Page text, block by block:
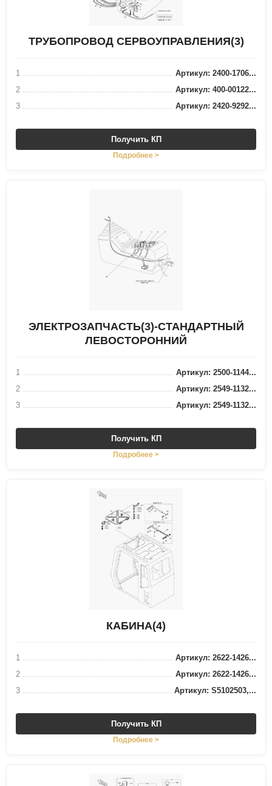
ТРУБОПРОВОД СЕРВОУПРАВЛЕНИЯ(3)
1
Артикул: 2400-1706...
2
Артикул: 400-00122...
3
Артикул: 2420-9292...
Получить КП
Подробнее >
ЭЛЕКТРОЗАПЧАСТЬ(3)-СТАНДАРТНЫЙ
ЛЕВОСТОРОННИЙ
1
Артикул: 2500-1144...
2
Артикул: 2549-1132...
3
Артикул: 2549-1132...
Получить КП
Подробнее >
КАБИНА(4)
1
Артикул: 2622-1426...
2
Артикул: 2622-1426...
3
Артикул: S5102503,...
Получить КП
Подробнее >